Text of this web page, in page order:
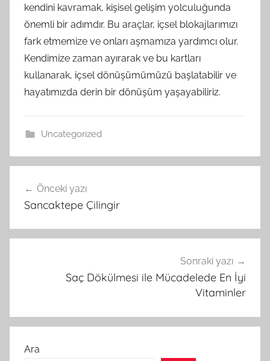
kendini kavramak, kişisel gelişim yolculuğunda
önemli bir adımdır. Bu araçlar, içsel blokajlarımızı
fark etmemize ve onları aşmamıza yardımcı olur.
Kendimize zaman ayırarak ve bu kartları
kullanarak, içsel dönüşümümüzü başlatabilir ve
hayatımızda derin bir dönüşüm yaşayabiliriz.
Uncategorized
gezinmesi
Önceki yazı
Sancaktepe Çilingir
Sonraki yazı
Saç Dökülmesi ile Mücadelede En İyi
Vitaminler
Ara